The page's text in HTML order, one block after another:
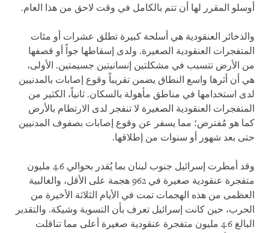
أوسلو المقرر لها أن تتم بالكامل في وقت لاحق من هذا العام.
والذخائر العنقودية هي أسلحة كبيرة تطلق عشرات أو مئات
المتفجرات العنقودية الصغيرة. ولدى إسقاطها جواً أو قصفها
من الأرض تتسبب في مشكلتين إنسانيتين جسيمتين. الأولى،
هي أن أثرها واسع النطاق يضمن تقريباً وقوع إصابات بالمدنيين
لدى استخدامها في مناطق مأهولة بالسكان. ثانياً، الكثير من
المتفجرات العنقودية الصغيرة لا تنفجر لدى الارتطام بالأرض
كما هو مُفترض؛ مما يسفر عن وقوع إصابات بصفوف المدنيين
حتى بعد شهور أو سنوات من إطلاقها.
وقد أمطرت إسرائيل جنوب لبنان بما يُقدر بحوالي 4.6 مليون
متفجرة عنقودية صغيرة في 962 هجمة على الأقل، والغالبية
العظمى من هذه الهجمات تمت في الأيام الثلاثة الأخيرة من
الحرب، حين كانت إسرائيل تعرف بأن التسوية وشيكة. والتقدير
البالغ 4.6 مليون متفجرة عنقودية صغيرة أعلى مما تناقلت